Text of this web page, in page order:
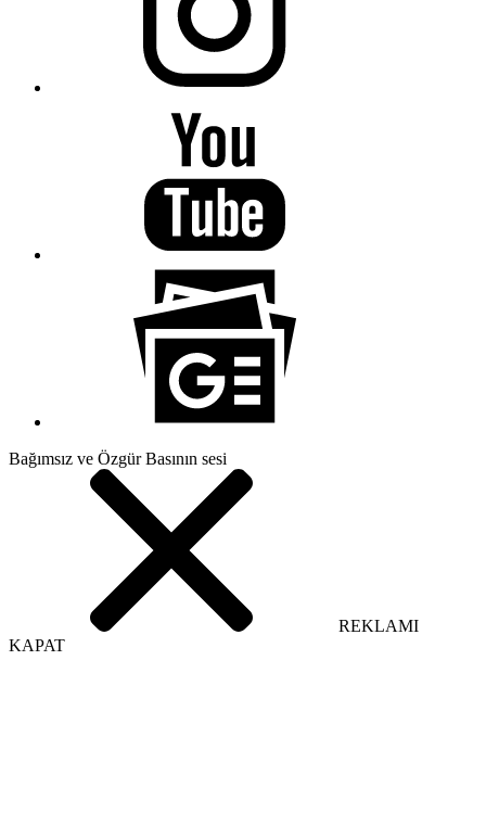
Bağımsız ve Özgür Basının sesi
REKLAMI
KAPAT